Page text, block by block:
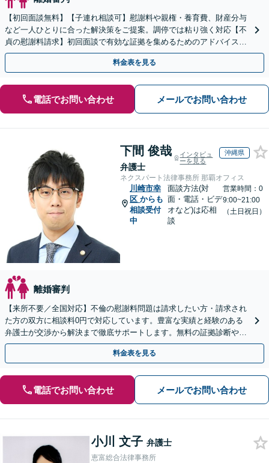
【初回面談無料】【子連れ相談可】慰謝料や親権・養育費、財産分与
など一人ひとりに合った解決策をご提案。調停では粘り強く対応【不
貞の慰謝料請求】初回面談で有効な証拠を集めるためのアドバイスを
します。お気軽にご相談ください
料金表を見る
電話でお問い合わせ メールでお問い合わせ
下間 俊哉
弁護士
インタビュ
ーを見る
沖縄県
ネクスパート法律事務所 那覇オフィス
川崎市幸
区 からも
相談受付
中
面談方法(対
面・電話・ビデ
オなど)は応相
談
営業時間：0
9:00~21:00
（土日祝日）
離婚審判
【来所不要／全国対応】不倫の慰謝料問題は請求したい方・請求され
た方の双方に相談料0円で対応しています。豊富な実績と経験のある
弁護士が交渉から解決まで徹底サポートします。無料の証拠診断や着
手金の返還保証もありますので安心してご相談ください。
料金表を見る
電話でお問い合わせ メールでお問い合わせ
小川 文子 弁護士
恵富総合法律事務所